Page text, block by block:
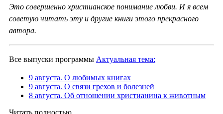
Это совершенно христианское понимание любви. И я всем
советую читать эту и другие книги этого прекрасного
автора.
Все выпуски программы Актуальная тема:
9 августа. О любимых книгах
9 августа. О связи грехов и болезней
8 августа. Об отношении христианина к животным
Читать полностью